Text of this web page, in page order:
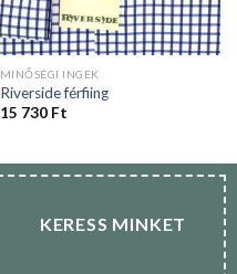
MINŐSÉGI INGEK
Riverside férfiing
15 730 Ft
KERESS MINKET